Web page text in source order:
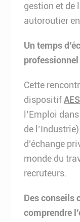
gestion et de
autoroutier
Un temps
professionnel
Cette
dispositif
l’Emploi
de
d’échange
monde du
recruteurs.
Des conseils
comprendre